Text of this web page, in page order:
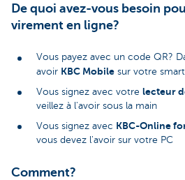
De quoi avez-vous besoin
virement en ligne?
Vous payez avec un code QR?
avoir KBC Mobile sur votre
Vous signez avec votre lecteur
veillez à l'avoir sous la main
Vous signez avec KBC-Online
vous devez l'avoir sur votre PC
Comment?